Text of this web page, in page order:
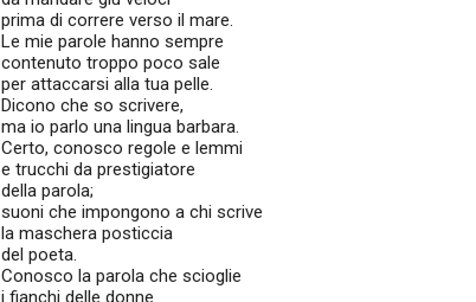
prima di correre verso il mare.
Le mie parole hanno sempre
contenuto troppo poco sale
per attaccarsi alla tua pelle.
Dicono che so scrivere,
ma io parlo una lingua barbara.
Certo, conosco regole e lemmi
e trucchi da prestigiatore
della parola;
suoni che impongono a chi scrive
la maschera posticcia
del poeta.
Conosco la parola che scioglie
i fianchi delle donne